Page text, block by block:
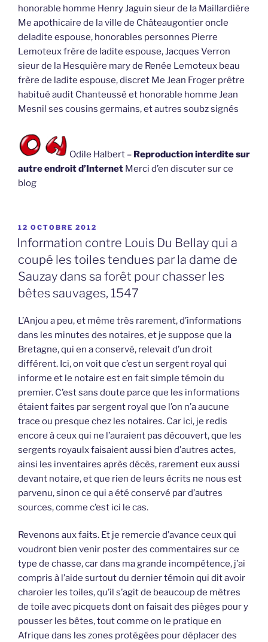
honorable homme Henry Jaguin sieur de la Maillardière
Me apothicaire de la ville de Châteaugontier oncle
deladite espouse, honorables personnes Pierre
Lemoteux frère de ladite espouse, Jacques Verron
sieur de la Hesquière mary de Renée Lemoteux beau
frère de ladite espouse, discret Me Jean Froger prêtre
habitué audit Chanteussé et honorable homme Jean
Mesnil ses cousins germains, et autres soubz signés
Odile Halbert – Reproduction interdite sur
autre endroit d’Internet Merci d’en discuter sur ce
blog
PUBLIÉ
LE
12 OCTOBRE 2012
Information contre Louis Du Bellay qui a
coupé les toiles tendues par la dame de
Sauzay dans sa forêt pour chasser les
bêtes sauvages, 1547
L’Anjou a peu, et même très rarement, d’informations
dans les minutes des notaires, et je suppose que la
Bretagne, qui en a conservé, relevait d’un droit
différent. Ici, on voit que c’est un sergent royal qui
informe et le notaire est en fait simple témoin du
premier. C’est sans doute parce que les informations
étaient faites par sergent royal que l’on n’a aucune
trace ou presque chez les notaires. Car ici, je redis
encore à ceux qui ne l’auraient pas découvert, que les
sergents royaulx faisaient aussi bien d’autres actes,
ainsi les inventaires après décès, rarement eux aussi
devant notaire, et que rien de leurs écrits ne nous est
parvenu, sinon ce qui a été conservé par d’autres
sources, comme c’est ici le cas.
Revenons aux faits. Et je remercie d’avance ceux qui
voudront bien venir poster des commentaires sur ce
type de chasse, car dans ma grande incompétence, j’ai
compris à l’aide surtout du dernier témoin qui dit avoir
charoier les toiles, qu’il s’agit de beaucoup de mètres
de toile avec picquets dont on faisait des pièges pour y
pousser les bêtes, tout comme on le pratique en
Afrique dans les zones protégées pour déplacer des